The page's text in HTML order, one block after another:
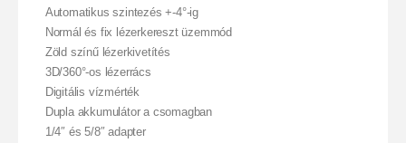
Automatikus szintezés +-4°-ig
Normál és fix lézerkereszt üzemmód
Zöld színű lézerkivetítés
3D/360°-os lézerrács
Digitális vízmérték
Dupla akkumulátor a csomagban
1/4″ és 5/8″ adapter